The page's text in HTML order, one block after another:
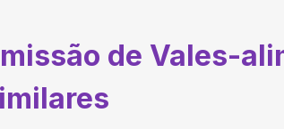
de Vales-